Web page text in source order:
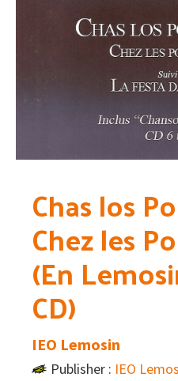
Chas los
Chez les
(En
CD)
IEO Lemosin
Publisher : IEO